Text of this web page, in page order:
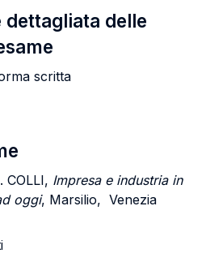
dettagliata delle
scritta
COLLI, Impresa e industria in
oggi, Marsilio, Venezia